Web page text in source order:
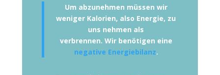
Um abzunehmen müssen wir
weniger Kalorien, also Energie, zu
uns nehmen als
verbrennen. Wir benötigen eine
negative Energiebilanz.